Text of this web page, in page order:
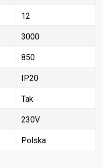
12
3000
850
IP20
Tak
230V
Polska